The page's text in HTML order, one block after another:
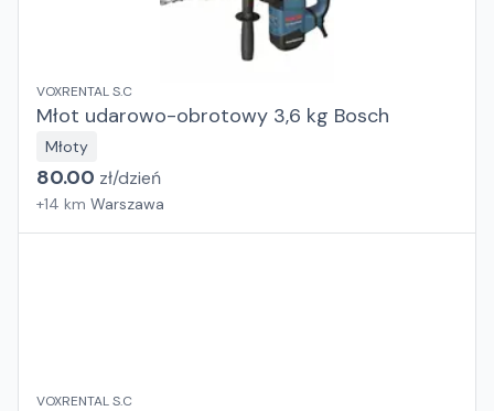
VOXRENTAL S.C
Młot udarowo-obrotowy 3,6 kg Bosch
Młoty
80.00 zł/dzień
+14 km Warszawa
VOXRENTAL S.C